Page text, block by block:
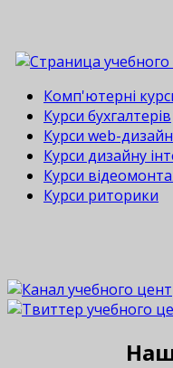
Комп'ютерні
Курси бухгалтерів
Курси web-
Курси дизайну
Курси
Курси риторики